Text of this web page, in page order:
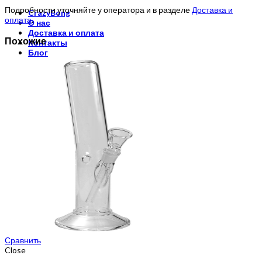
CrazyBong
О нас
Доставка и оплата
Контакты
Блог
Подробности уточняйте у оператора и в разделе Доставка и
оплата.
Похожие
Сравнить
Close